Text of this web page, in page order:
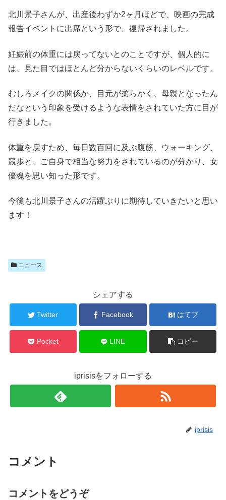
北川景子さんが、出産後わずか2ヶ月ほどで、映画の完成
報告イベントに出席という形で、復帰されました。
妊娠前の体重には戻ってないとのことですが、個人的に
は、見た目ではほとんど分からないくらいのレベルです。
むしろメイクの関係か、目元が柔らかく、母親となったん
だなという印象を受けるような表情をされていた方に目が
行きました。
体重を戻すため、毎日数百回に及ぶ腹筋、ウォーキング、
競歩と、ご自身で相当な努力をされているのが分かり、女
優魂を思い知った形です。
今後も北川景子さんの活躍ぶりに期待していきたいと思い
ます！
ニュース
シェアする
Twitter Facebook はてブ
Pocket LINE コピー
iprisisをフォローする
iprisis
コメント
コメントをどうぞ